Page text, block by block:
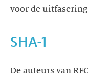
voor de
SHA-1
De auteurs van